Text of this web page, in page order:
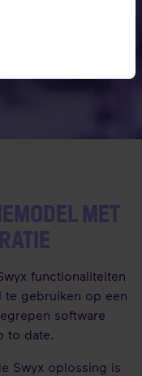
MET
functionaliteiten
te gebruiken op een
software
to date.
Swyx oplossing is